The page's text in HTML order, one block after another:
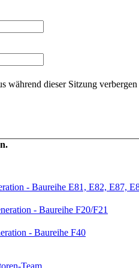
während dieser Sitzung verbergen
- Baureihe E81, E82, E87,
- Baureihe F20/F21
- Baureihe F40